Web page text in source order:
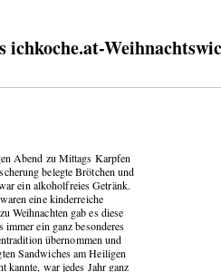
ichkoche.at-
Abend zu Mittags Karpfen
belegte Brötchen und
ein alkoholfreies Getränk.
eine kinderreiche
Weihnachten gab es diese
ein ganz besonderes
übernommen und
Sandwiches am Heiligen
kannte, war jedes Jahr ganz